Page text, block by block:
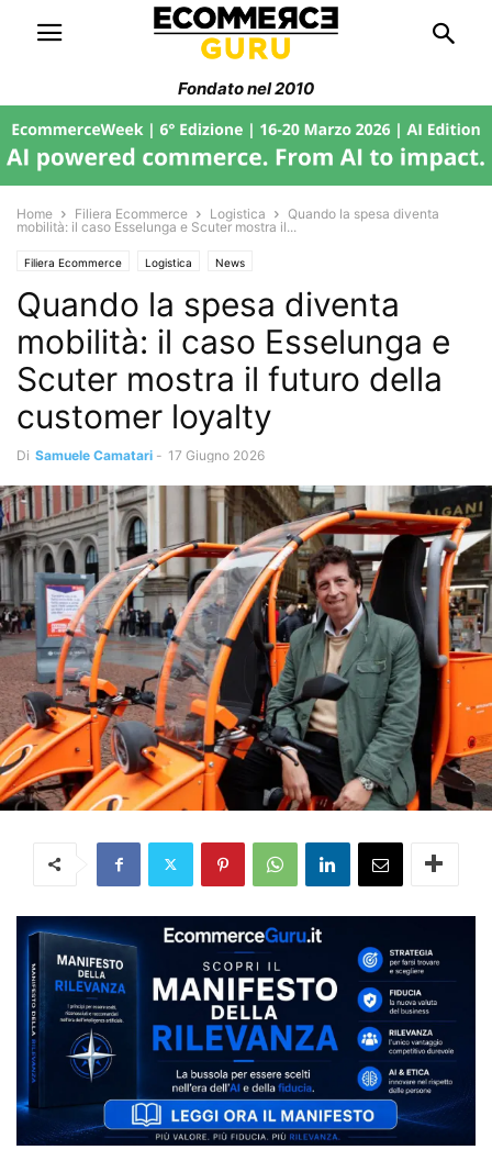
Fondato nel 2010
Home Filiera Ecommerce Logistica
Quando la spesa diventa
mobilità: il caso Esselunga e Scuter mostra il...
Filiera Ecommerce Logistica News
Quando la spesa diventa
mobilità: il caso Esselunga e
Scuter mostra il futuro della
customer loyalty
Di Samuele Camatari - 17 Giugno 2026